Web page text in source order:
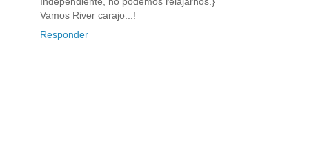
Vamos River carajo...!
Responder